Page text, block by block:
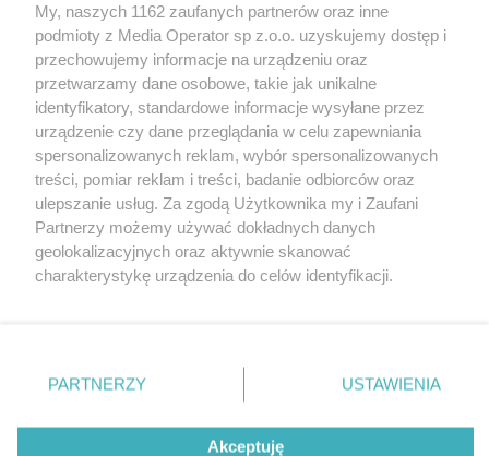
Wydawca mediówlokalnych
Nie zapomnij
zapoznać się z:
polityką prywatności
Twojemiasto
Piekary Śląskie
Chorzów
Tarnowskie Góry
Gliwice
Skontakuj sięz nami
Kontakt
Redakcja
Newsletter
My, naszych 1162 zaufanych partnerów oraz inne
podmioty z Media Operator sp z.o.o. uzyskujemy dostęp i
przechowujemy informacje na urządzeniu oraz
przetwarzamy dane osobowe, takie jak unikalne
identyfikatory, standardowe informacje wysyłane przez
urządzenie czy dane przeglądania w celu zapewniania
spersonalizowanych reklam, wybór spersonalizowanych
treści, pomiar reklam i treści, badanie odbiorców oraz
ulepszanie usług. Za zgodą Użytkownika my i Zaufani
Partnerzy możemy używać dokładnych danych
geolokalizacyjnych oraz aktywnie skanować
charakterystykę urządzenia do celów identyfikacji.
zmienić/wycofać klikając przycisk ustawień prywatności
znajdujący się w lewym dolnym rogu strony
rodzaje przetwarzania danych nie wymagają zgody
użytkownika, ale masz prawo sprzeciwić się takiemu
PARTNERZY USTAWIENIA
Akceptuję